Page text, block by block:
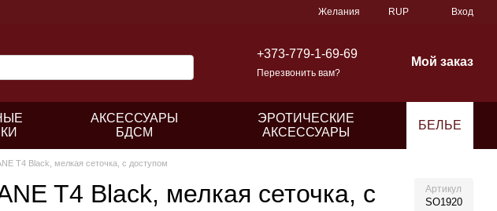
Желания RUP Вход
+373-779-1-69-69
Перезвонить вам?
Мой заказ
АКСЕССУАРЫ
БДСМ
ЭРОТИЧЕСКИЕ
АКСЕССУАРЫ
БЕЛЬЕ
T4 Black, мелкая сеточка, с доступом
T4 Black, мелкая сеточка, с
Артикул
SO1920